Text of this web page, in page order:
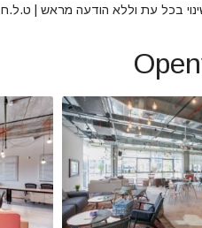
בכל עת וללא הודעה מראש | ט.ל.ח